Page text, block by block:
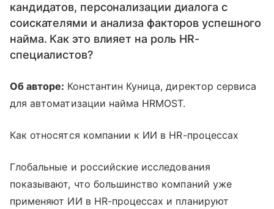
кандидатов, персонализации диалога с
соискателями и анализа факторов успешного
найма. Как это влияет на роль HR-
специалистов?
Об авторе: Константин Куница, директор сервиса
для автоматизации найма HRMOST.
Как относятся компании к ИИ в HR-процессах
Глобальные и российские исследования
показывают, что большинство компаний уже
применяют ИИ в HR-процессах и планируют